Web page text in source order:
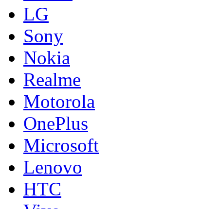
LG
Sony
Nokia
Realme
Motorola
OnePlus
Microsoft
Lenovo
HTC